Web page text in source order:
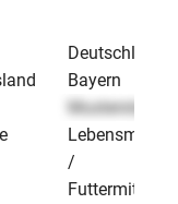
Deutschland
Bayern
Musterstadt
Lebensmittel
/
Futtermittel